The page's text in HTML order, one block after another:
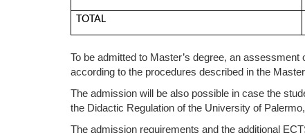
TOTAL
To be admitted to Master’s degree, an
according to the procedures described in the
The admission will be also possible in case the
the Didactic Regulation of the University of
The admission requirements and the additional